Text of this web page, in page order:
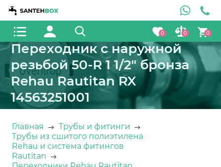
0 0 0
Переходник с наружной
резьбой 50-R 1 1/2" бронза
Rehau Rautitan RX
14563251001
Главная
Трубы и фитинги
Трубы из сшитого полиэтилена
Rehau и система фитингов
Rautitan